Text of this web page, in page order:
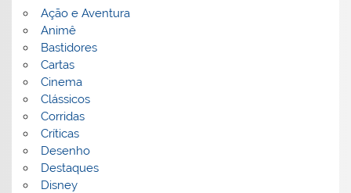
Ação e Aventura
Animê
Bastidores
Cartas
Cinema
Clássicos
Corridas
Críticas
Desenho
Destaques
Disney